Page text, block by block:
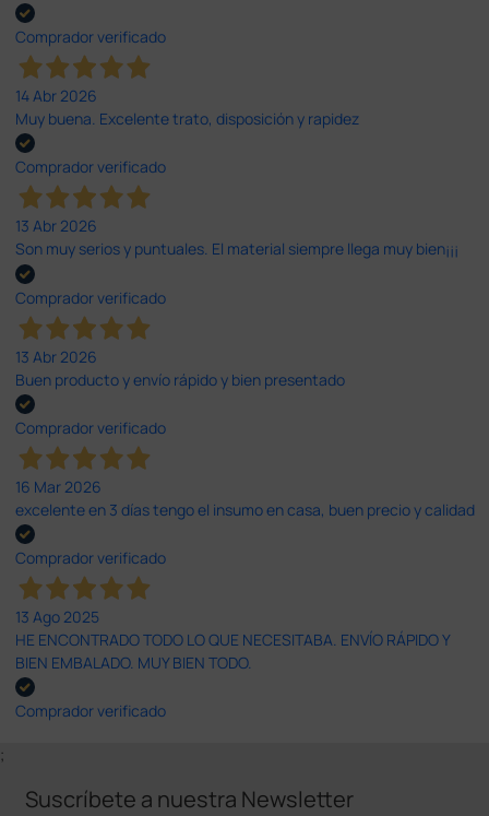
Comprador verificado
14 Abr 2026
Muy buena. Excelente trato, disposición y rapidez
Comprador verificado
13 Abr 2026
Son muy serios y puntuales. El material siempre llega muy bien¡¡¡
Comprador verificado
13 Abr 2026
Buen producto y envío rápido y bien presentado
Comprador verificado
16 Mar 2026
excelente en 3 días tengo el insumo en casa, buen precio y calidad
Comprador verificado
13 Ago 2025
HE ENCONTRADO TODO LO QUE NECESITABA. ENVÍO RÁPIDO Y
BIEN EMBALADO. MUY BIEN TODO.
Comprador verificado
;
Suscríbete a nuestra Newsletter